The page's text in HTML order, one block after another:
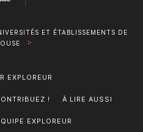
ET ÉTABLISSEMENTS DE
EXPLOREUR
! À LIRE AUSSI
EXPLOREUR